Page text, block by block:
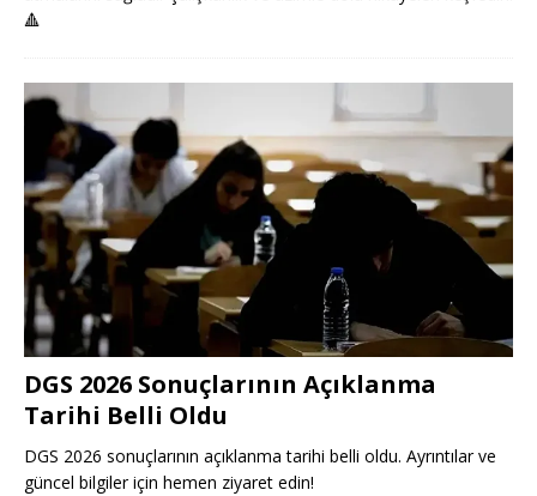
🔺
DGS 2026 Sonuçlarının Açıklanma
Tarihi Belli Oldu
DGS 2026 sonuçlarının açıklanma tarihi belli oldu. Ayrıntılar ve
güncel bilgiler için hemen ziyaret edin!